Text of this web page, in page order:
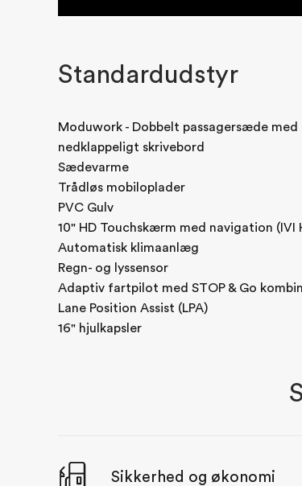
Standardudstyr
Moduwork - Dobbelt passagersæde med
nedklappeligt skrivebord
Sædevarme
Trådløs mobiloplader
PVC Gulv
10" HD Touchskærm med navigation (IVI
Automatisk klimaanlæg
Regn- og lyssensor
Adaptiv fartpilot med STOP & Go
Lane Position Assist (LPA)
16" hjulkapsler
Sikkerhed og økonomi